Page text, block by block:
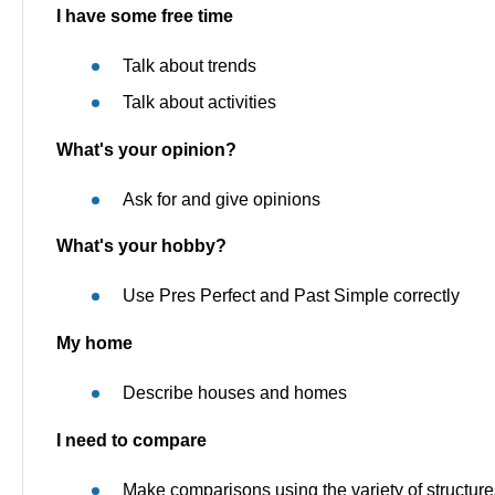
I have some free time
Talk about trends
Talk about activities
What's your opinion?
Ask for and give opinions
What's your hobby?
Use Pres Perfect and Past Simple correctly
My home
Describe houses and homes
I need to compare
Make comparisons using the variety of